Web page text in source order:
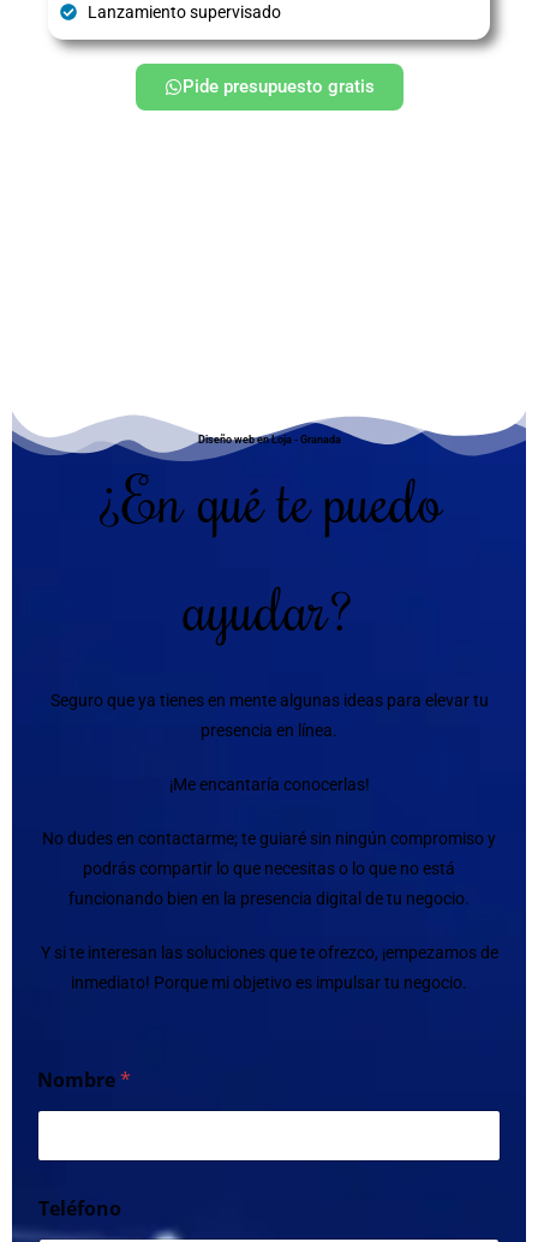
Lanzamiento supervisado
Pide presupuesto gratis
Diseño web en Loja - Granada
¿En qué te puedo
ayudar?
Seguro que ya tienes en mente algunas ideas para elevar tu
presencia en línea.
¡Me encantaría conocerlas!
No dudes en contactarme; te guiaré sin ningún compromiso y
podrás compartir lo que necesitas o lo que no está
funcionando bien en la presencia digital de tu negocio.
Y si te interesan las soluciones que te ofrezco, ¡empezamos de
inmediato! Porque mi objetivo es impulsar tu negocio.
Nombre*
Teléfono